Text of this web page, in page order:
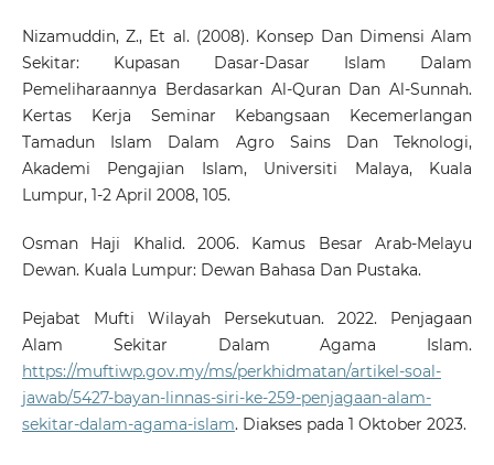
Nizamuddin, Z., Et al. (2008). Konsep Dan Dimensi Alam
Sekitar: Kupasan Dasar-Dasar Islam Dalam
Pemeliharaannya Berdasarkan Al-Quran Dan Al-Sunnah.
Kertas Kerja Seminar Kebangsaan Kecemerlangan
Tamadun Islam Dalam Agro Sains Dan Teknologi,
Akademi Pengajian Islam, Universiti Malaya, Kuala
Lumpur, 1-2 April 2008, 105.
Osman Haji Khalid. 2006. Kamus Besar Arab-Melayu
Dewan. Kuala Lumpur: Dewan Bahasa Dan Pustaka.
Pejabat Mufti Wilayah Persekutuan. 2022. Penjagaan
Alam Sekitar Dalam Agama Islam.
https://muftiwp.gov.my/ms/perkhidmatan/artikel-soal-
jawab/5427-bayan-linnas-siri-ke-259-penjagaan-alam-
sekitar-dalam-agama-islam. Diakses pada 1 Oktober 2023.